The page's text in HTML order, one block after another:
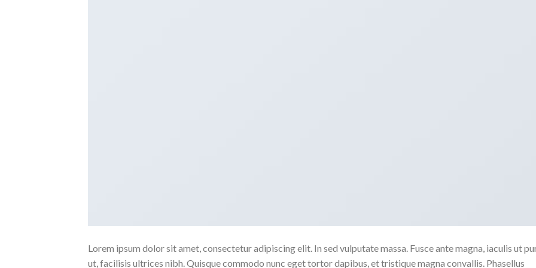
Lorem ipsum dolor sit amet, consectetur adipiscing elit. In sed vulputate massa. Fusce ante magna, iaculis ut
ut, facilisis ultrices nibh. Quisque commodo nunc eget tortor dapibus, et tristique magna convallis. Phasellus